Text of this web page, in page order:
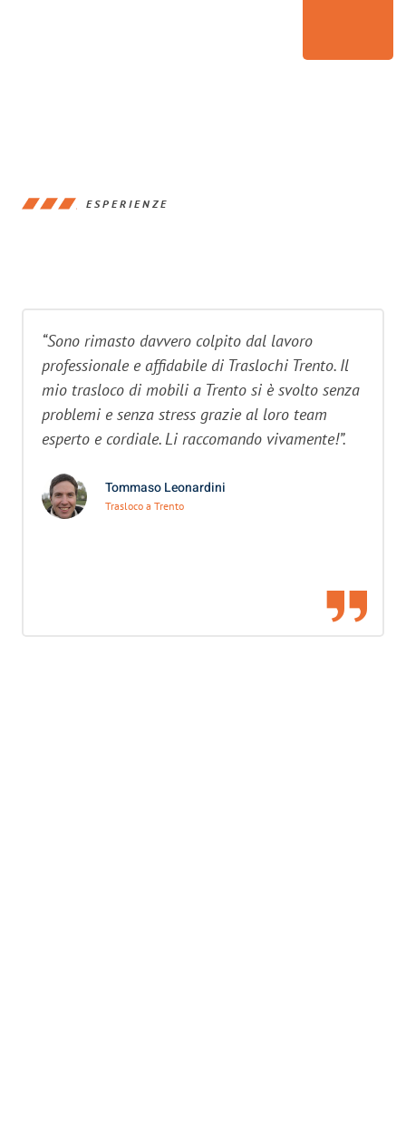
ESPERIENZE
“Sono rimasto davvero colpito dal lavoro
professionale e affidabile di Traslochi Trento. Il
mio trasloco di mobili a Trento si è svolto senza
problemi e senza stress grazie al loro team
esperto e cordiale. Li raccomando vivamente!”.
Tommaso Leonardini
Trasloco a Trento